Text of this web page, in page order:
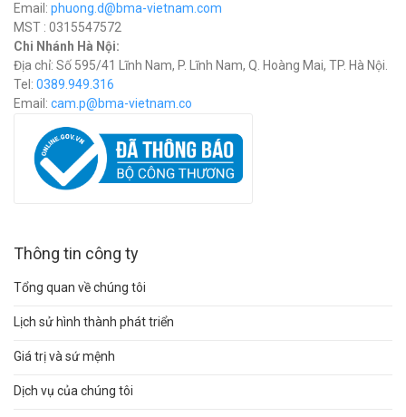
Email: phuong.d@bma-vietnam.com
MST : 0315547572
Chi Nhánh Hà Nội:
Địa chỉ: Số 595/41 Lĩnh Nam, P. Lĩnh Nam, Q. Hoàng Mai, TP. Hà Nội.
Tel: 0389.949.316
Email: cam.p@bma-vietnam.co
Thông tin công ty
Tổng quan về chúng tôi
Lịch sử hình thành phát triển
Giá trị và sứ mệnh
Dịch vụ của chúng tôi